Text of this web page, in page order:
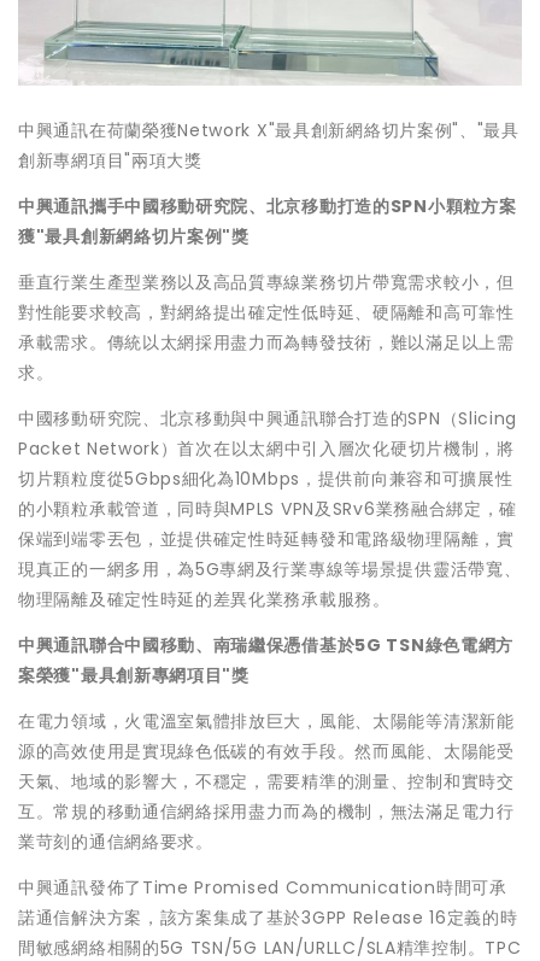
中興通訊在荷蘭榮獲Network X"最具創新網絡切片案例"、"最具
創新專網項目"兩項大獎
中興通訊攜手中國移動研究院、北京移動打造的SPN小顆粒方案
獲"最具創新網絡切片案例"獎
垂直行業生產型業務以及高品質專線業務切片帶寬需求較小，但
對性能要求較高，對網絡提出確定性低時延、硬隔離和高可靠性
承載需求。傳統以太網採用盡力而為轉發技術，難以滿足以上需
求。
中國移動研究院、北京移動與中興通訊聯合打造的SPN（Slicing
Packet Network）首次在以太網中引入層次化硬切片機制，將
切片顆粒度從5Gbps細化為10Mbps，提供前向兼容和可擴展性
的小顆粒承載管道，同時與MPLS VPN及SRv6業務融合綁定，確
保端到端零丟包，並提供確定性時延轉發和電路級物理隔離，實
現真正的一網多用，為5G專網及行業專線等場景提供靈活帶寬、
物理隔離及確定性時延的差異化業務承載服務。
中興通訊聯合中國移動、南瑞繼保憑借基於5G TSN綠色電網方
案榮獲"最具創新專網項目"獎
在電力領域，火電溫室氣體排放巨大，風能、太陽能等清潔新能
源的高效使用是實現綠色低碳的有效手段。然而風能、太陽能受
天氣、地域的影響大，不穩定，需要精準的測量、控制和實時交
互。常規的移動通信網絡採用盡力而為的機制，無法滿足電力行
業苛刻的通信網絡要求。
中興通訊發佈了Time Promised Communication時間可承
諾通信解決方案，該方案集成了基於3GPP Release 16定義的時
間敏感網絡相關的5G TSN/5G LAN/URLLC/SLA精準控制。TPC